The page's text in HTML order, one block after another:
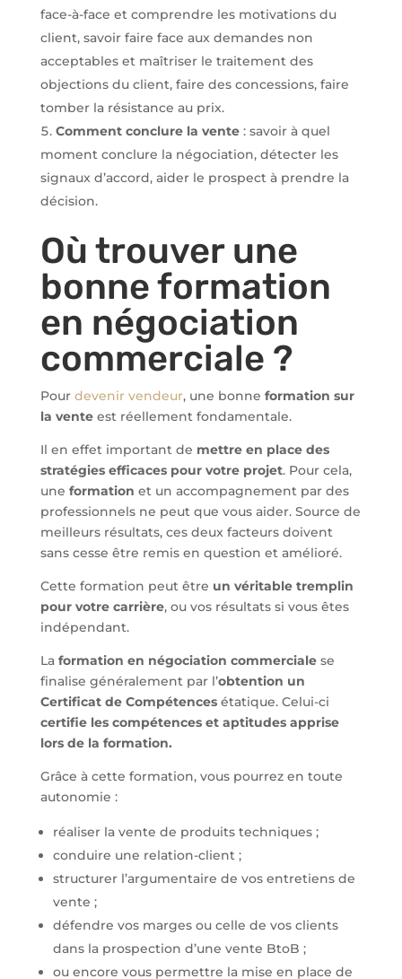
face-à-face et comprendre les motivations du
client, savoir faire face aux demandes non
acceptables et maîtriser le traitement des
objections du client, faire des concessions, faire
tomber la résistance au prix.
Comment conclure la vente: savoir à quel
moment conclure la négociation, détecter les
signaux d’accord, aider le prospect à prendre la
décision.
Où trouver une
bonne formation
en négociation
commerciale ?
Pour devenir vendeur, une bonne formation sur
la venteest réellement fondamentale.
Il en effet important de mettre en place des
stratégies efficaces pour votre projet. Pour cela,
une formation et un accompagnement par des
professionnels ne peut que vous aider. Source de
meilleurs résultats, ces deux facteurs doivent
sans cesse être remis en question et amélioré.
Cette formation peut être un véritable tremplin
pour votre carrière, ou vos résultats si vous êtes
indépendant.
La formation en négociation commercialese
finalise généralement par l’obtention un
Certificat de Compétencesétatique. Celui-ci
certifie les compétences et aptitudes apprise
lors de la formation.
Grâce à cette formation, vous pourrez en toute
autonomie :
réaliser la vente de produits techniques ;
conduire une relation-client ;
structurer l’argumentaire de vos entretiens de
vente ;
défendre vos marges ou celle de vos clients
dans la prospection d’une vente BtoB ;
ou encore vous permettre la mise en place de